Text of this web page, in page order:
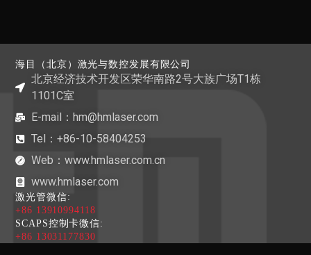
海目（北京）激光与数控发展有限公司
北京经济技术开发区荣华南路2号大族广场T1栋
1101C室
E-mail：hm@hmlaser.com
Tel：+86-10-58404253
Web：www.hmlaser.com.cn
www.hmlaser.com
激光管微信:
+86 13910994118
SCAPS控制卡微信:
+86 13031177830